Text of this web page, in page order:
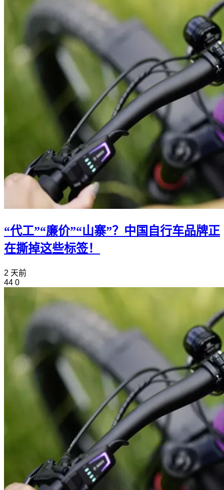
“代工”“廉价”“山寨”？中国自行车品牌正
在撕掉这些标签！
2 天前
44 0